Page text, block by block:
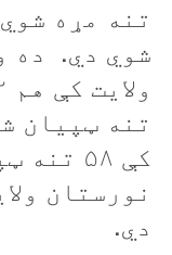
شوي دي. ده
تنه ټپيان
کې ۵۸
دي.